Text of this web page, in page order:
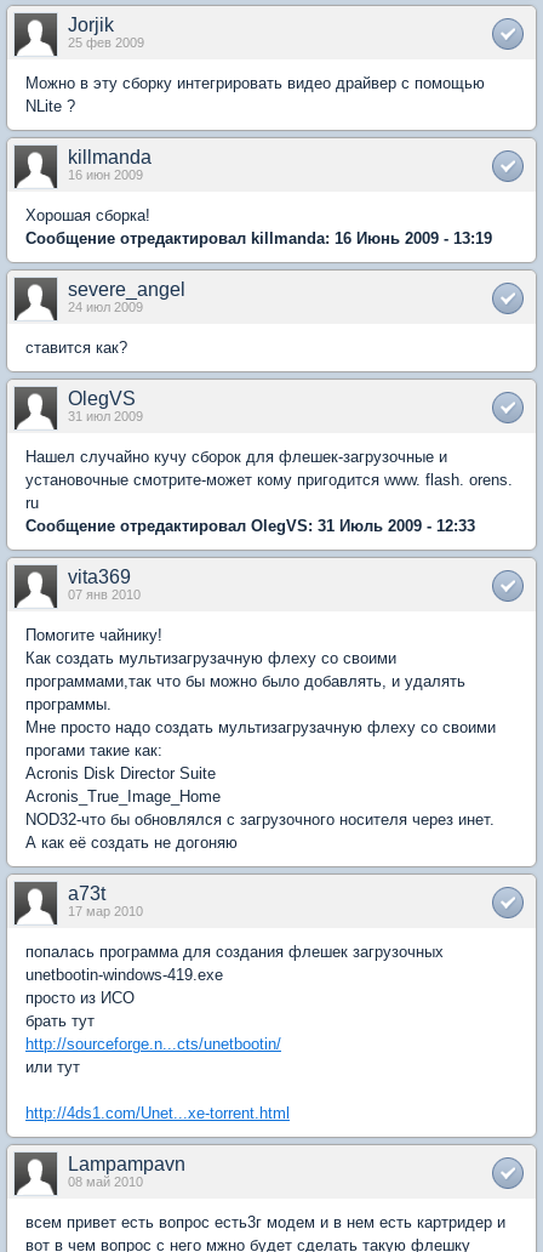
Jorjik
25 фев 2009
Можно в эту сборку интегрировать видео драйвер с помощью
NLite ?
killmanda
16 июн 2009
Хорошая сборка!
Сообщение отредактировал killmanda: 16 Июнь 2009 - 13:19
severe_angel
24 июл 2009
ставится как?
OlegVS
31 июл 2009
Нашел случайно кучу сборок для флешек-загрузочные и
установочные смотрите-может кому пригодится www. flash. orens.
ru
Сообщение отредактировал OlegVS: 31 Июль 2009 - 12:33
vita369
07 янв 2010
Помогите чайнику!
Как создать мультизагрузачную флеху со своими
программами,так что бы можно было добавлять, и удалять
программы.
Мне просто надо создать мультизагрузачную флеху со своими
прогами такие как:
Acronis Disk Director Suite
Acronis_True_Image_Home
NOD32-что бы обновлялся с загрузочного носителя через инет.
А как её создать не догоняю
a73t
17 мар 2010
попалась программа для создания флешек загрузочных
unetbootin-windows-419.exe
просто из ИСО
брать тут
http://sourceforge.n...cts/unetbootin/
или тут
http://4ds1.com/Unet...xe-torrent.html
Lampampavn
08 май 2010
всем привет есть вопрос есть3г модем и в нем есть картридер и
вот в чем вопрос с него мжно будет сделать такую флешку